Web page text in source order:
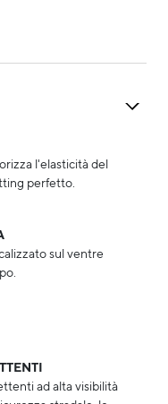
l'elasticità del
perfetto.
sul ventre
ad alta visibilità